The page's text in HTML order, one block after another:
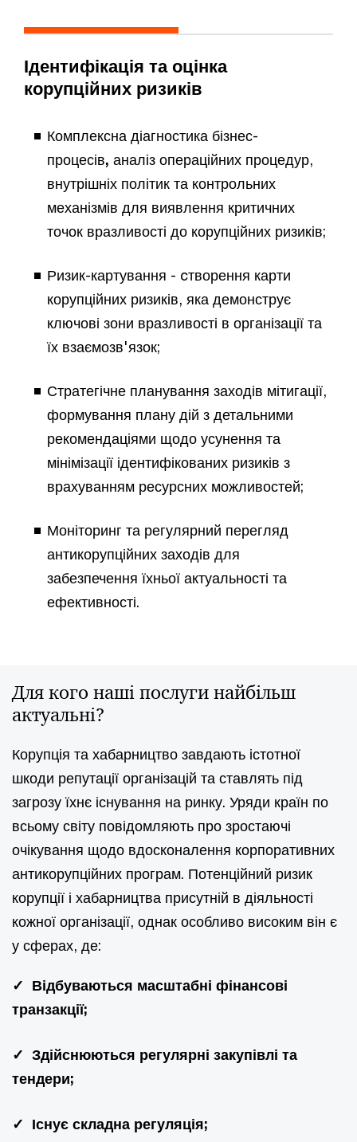
Ідентифікація та оцінка
корупційних ризиків
Комплексна діагностика бізнес-
процесів, аналіз операційних процедур,
внутрішніх політик та контрольних
механізмів для виявлення критичних
точок вразливості до корупційних ризиків;
Ризик-картування - cтворення карти
корупційних ризиків, яка демонструє
ключові зони вразливості в організації та
їх взаємозв'язок;
Стратегічне планування заходів мітигації,
формування плану дій з детальними
рекомендаціями щодо усунення та
мінімізації ідентифікованих ризиків з
врахуванням ресурсних можливостей;
Моніторинг та регулярний перегляд
антикорупційних заходів для
забезпечення їхньої актуальності та
ефективності.
Для кого наші послуги найбільш
актуальні?
Корупція та хабарництво завдають істотної
шкоди репутації організацій та ставлять під
загрозу їхнє існування на ринку. Уряди країн по
всьому світу повідомляють про зростаючі
очікування щодо вдосконалення корпоративних
антикорупційних програм. Потенційний ризик
корупції і хабарництва присутній в діяльності
кожної організації, однак особливо високим він є
у сферах, де:
✓ Відбуваються масштабні фінансові
транзакції;
✓ Здійснюються регулярні закупівлі та
тендери;
✓ Існує складна регуляція;